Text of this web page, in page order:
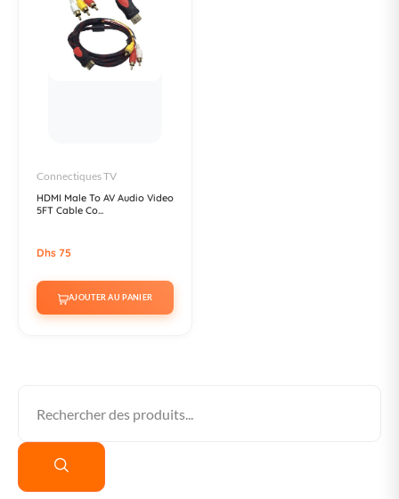
Connectiques TV
HDMI Male To AV Audio Video
5FT Cable Co...
Dhs 75
AJOUTER AU PANIER